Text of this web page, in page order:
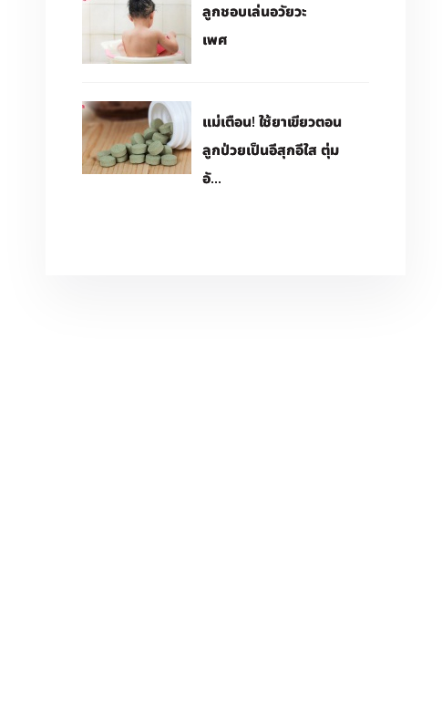
ลูกชอบเล่นอวัยวะ
เพศ
แม่เตือน! ใช้ยาเขียวตอน
ลูกป่วยเป็นอีสุกอีใส ตุ่ม
อั...